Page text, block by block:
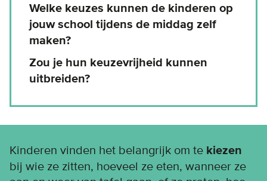
Welke keuzes kunnen de kinderen op
jouw school tijdens de middag zelf
maken?
Zou je hun keuzevrijheid kunnen
uitbreiden?
Kinderen vinden het belangrijk om te kiezen
bij wie ze zitten, hoeveel ze eten, wanneer ze